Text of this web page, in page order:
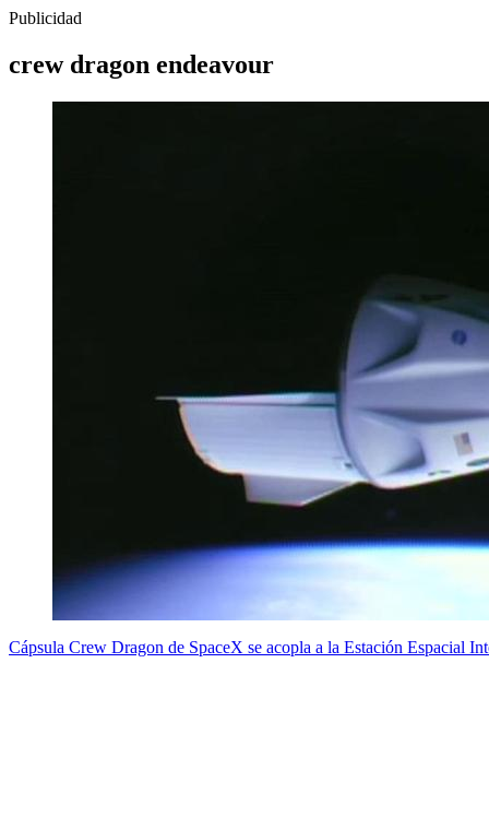
Publicidad
crew dragon endeavour
Cápsula Crew Dragon de SpaceX se acopla a la Estación Espacial